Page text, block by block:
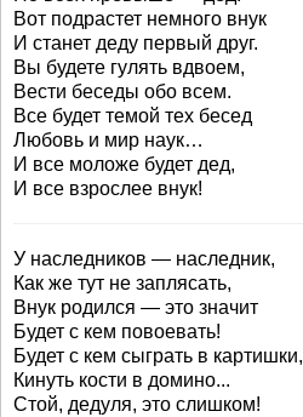
Вот подрастет немного внук
И станет деду первый друг.
Вы будете гулять вдвоем,
Вести беседы обо всем.
Все будет темой тех бесед
Любовь и мир наук…
И все моложе будет дед,
И все взрослее внук!
У наследников — наследник,
Как же тут не заплясать,
Внук родился — это значит
Будет с кем повоевать!
Будет с кем сыграть в картишки,
Кинуть кости в домино...
Стой, дедуля, это слишком!